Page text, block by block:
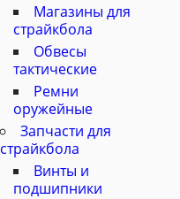
Магазины для
страйкбола
Обвесы
тактические
Ремни
оружейные
Запчасти для
страйкбола
Винты и
подшипники